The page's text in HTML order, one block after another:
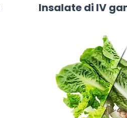
Insalate di IV